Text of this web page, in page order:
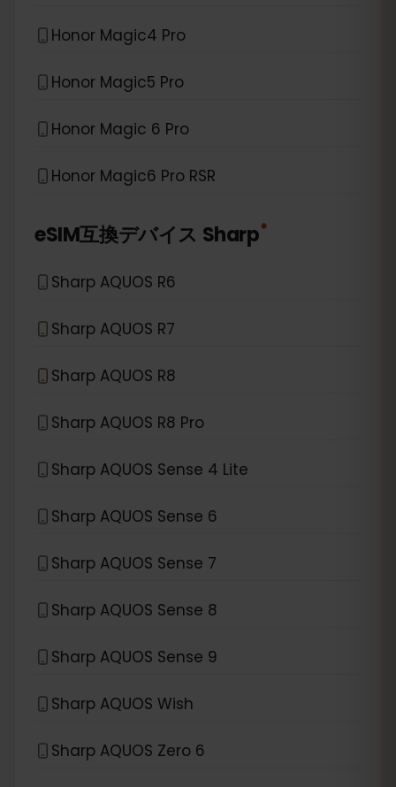
Honor Magic4 Pro
Honor Magic5 Pro
Honor Magic 6 Pro
Honor Magic6 Pro RSR
eSIM互換デバイス Sharp*
Sharp AQUOS R6
Sharp AQUOS R7
Sharp AQUOS R8
Sharp AQUOS R8 Pro
Sharp AQUOS Sense 4 Lite
Sharp AQUOS Sense 6
Sharp AQUOS Sense 7
Sharp AQUOS Sense 8
Sharp AQUOS Sense 9
Sharp AQUOS Wish
Sharp AQUOS Zero 6